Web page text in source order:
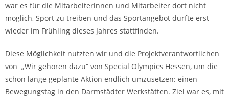
war es für die Mitarbeiterinnen und Mitarbeiter dort nicht
möglich, Sport zu treiben und das Sportangebot durfte erst
wieder im Frühling dieses Jahres stattfinden.
Diese Möglichkeit nutzten wir und die Projektverantwortlichen
von „Wir gehören dazu“ von Special Olympics Hessen, um die
schon lange geplante Aktion endlich umzusetzen: einen
Bewegungstag in den Darmstädter Werkstätten. Ziel war es, mit